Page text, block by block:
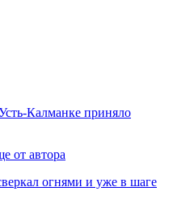
Калманке приняло
от автора
огнями и уже в шаге